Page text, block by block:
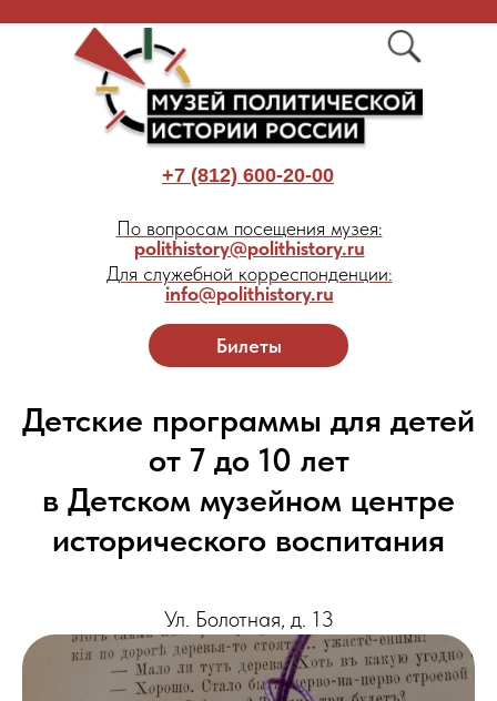
Билеты
+7 (812) 600-20-00
По вопросам посещения музея:
polithistory@polithistory.ru
Для служебной корреспонденции:
info@polithistory.ru
Детские программы для детей
от 7 до 10 лет
в Детском музейном центре
исторического воспитания
Ул. Болотная, д. 13